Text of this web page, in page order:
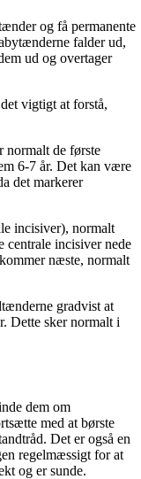
og få permanente
falder ud,
ud og overtager
vigtigt at forstå,
normalt de første
6-7 år. Det kan være
det markerer
incisiver), normalt
centrale incisiver nede
næste, normalt
gradvist at
Dette sker normalt i
dem om
med at børste
Det er også en
regelmæssigt for at
og er sunde.